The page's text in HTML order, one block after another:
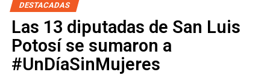
DESTACADAS
Las 13 diputadas de San Luis
Potosí se sumaron a
#UnDíaSinMujeres